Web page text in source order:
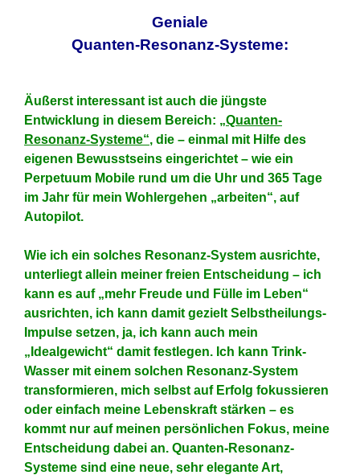
Geniale
Quanten-Resonanz-Systeme:
Äußerst interessant ist auch die jüngste
Entwicklung in diesem Bereich: „Quanten-
Resonanz-Systeme“, die – einmal mit Hilfe des
eigenen Bewusstseins eingerichtet – wie ein
Perpetuum Mobile rund um die Uhr und 365 Tage
im Jahr für mein Wohlergehen „arbeiten“, auf
Autopilot.
Wie ich ein solches Resonanz-System ausrichte,
unterliegt allein meiner freien Entscheidung – ich
kann es auf „mehr Freude und Fülle im Leben“
ausrichten, ich kann damit gezielt Selbstheilungs-
Impulse setzen, ja, ich kann auch mein
„Idealgewicht“ damit festlegen. Ich kann Trink-
Wasser mit einem solchen Resonanz-System
transformieren, mich selbst auf Erfolg fokussieren
oder einfach meine Lebenskraft stärken – es
kommt nur auf meinen persönlichen Fokus, meine
Entscheidung dabei an. Quanten-Resonanz-
Systeme sind eine neue, sehr elegante Art,